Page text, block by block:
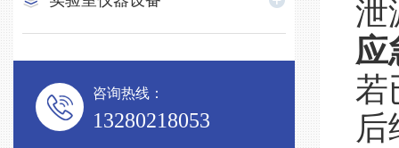
咨询热线：
13280218053
泄
应
若